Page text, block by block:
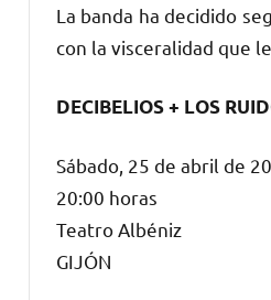
La banda ha decidido
con la visceralidad que
DECIBELIOS + LOS
Sábado, 25 de abril de
20:00 horas
Teatro Albéniz
GIJÓN